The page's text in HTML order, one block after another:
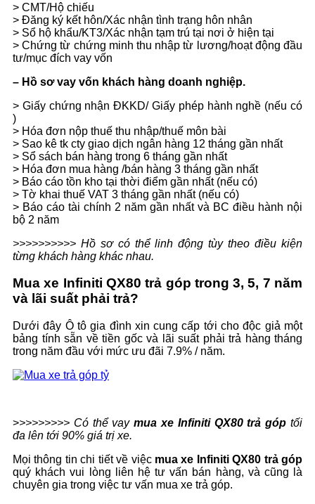
> CMT/Hộ chiếu
> Đăng ký kết hôn/Xác nhận tình trạng hôn nhân
> Sổ hộ khẩu/KT3/Xác nhận tạm trú tại nơi ở hiện tại
> Chứng từ chứng minh thu nhập từ lương/hoạt động đầu
tư/mục đích vay vốn
– Hồ sơ vay vốn khách hàng doanh nghiệp.
> Giấy chứng nhận ĐKKD/ Giấy phép hành nghề (nếu có
)
> Hóa đơn nộp thuế thu nhập/thuế môn bài
> Sao kê tk cty giao dịch ngân hàng 12 tháng gần nhất
> Sổ sách bán hàng trong 6 tháng gần nhất
> Hóa đơn mua hàng /bán hàng 3 tháng gần nhất
> Báo cáo tồn kho tại thời điểm gần nhất (nếu có)
> Tờ khai thuế VAT 3 tháng gần nhất (nếu có)
> Báo cáo tài chính 2 năm gần nhất và BC điều hành nội
bộ 2 năm
>>>>>>>>>> Hồ sơ có thể linh động tùy theo điều kiện
từng khách hàng khác nhau.
Mua xe Infiniti QX80 trả góp trong 3, 5, 7 năm
và lãi suất phải trả?
Dưới đây Ô tô gia đình xin cung cấp tới cho độc giả một
bảng tính sẵn về tiền gốc và lãi suất phải trả hàng tháng
trong năm đầu với mức ưu đãi 7.9% / năm.
>>>>>>>>> Có thể vaymua xe Infiniti QX80 trả góp tối
đa lên tới 90% giá trị xe.
Mọi thông tin chi tiết về việc mua xe Infiniti QX80 trả góp
quý khách vui lòng liên hệ tư vấn bán hàng, và cũng là
chuyên gia trong việc tư vấn mua xe trả góp.